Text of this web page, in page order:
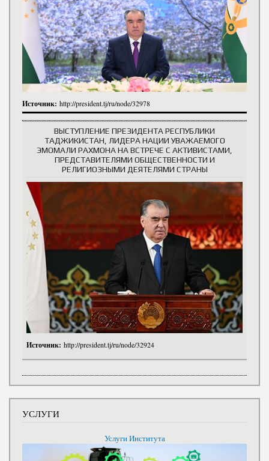
Источник: http://president.tj/ru/node/32978
ВЫСТУПЛЕНИЕ ПРЕЗИДЕНТА РЕСПУБЛИКИ
ТАДЖИКИСТАН, ЛИДЕРА НАЦИИ УВАЖАЕМОГО
ЭМОМАЛИ РАХМОНА НА ВСТРЕЧЕ С АКТИВИСТАМИ,
ПРЕДСТАВИТЕЛЯМИ ОБЩЕСТВЕННОСТИ И
РЕЛИГИОЗНЫМИ ДЕЯТЕЛЯМИ СТРАНЫ
Источник: http://president.tj/ru/node/32924
УСЛУГИ
Услуги Института